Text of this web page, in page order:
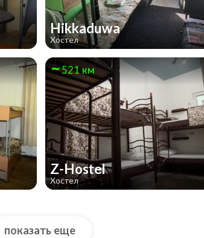
Hikkaduwa
Хостел
521 км
Z-Hostel
Хостел
показать еще